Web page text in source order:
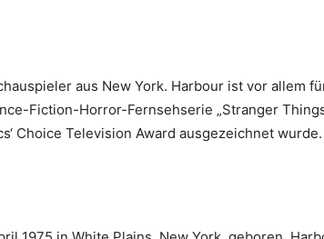
aus New York. Harbour ist vor allem
Fiction-Horror-Fernsehserie „Stranger
Choice Television Award ausgezeichnet wurde.